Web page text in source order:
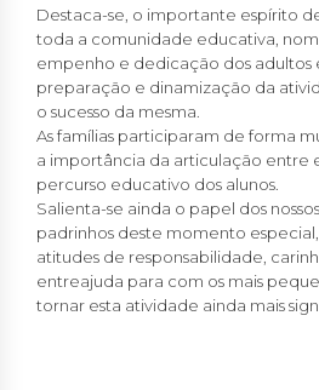
Destaca-se, o importante espírito
toda a comunidade educativa,
empenho e dedicação dos adultos
preparação e dinamização da
o sucesso da mesma.
As famílias participaram de forma
a importância da articulação entre
percurso educativo dos alunos.
Salienta-se ainda o papel dos
padrinhos deste momento
atitudes de responsabilidade,
entreajuda para com os mais
tornar esta atividade ainda mais